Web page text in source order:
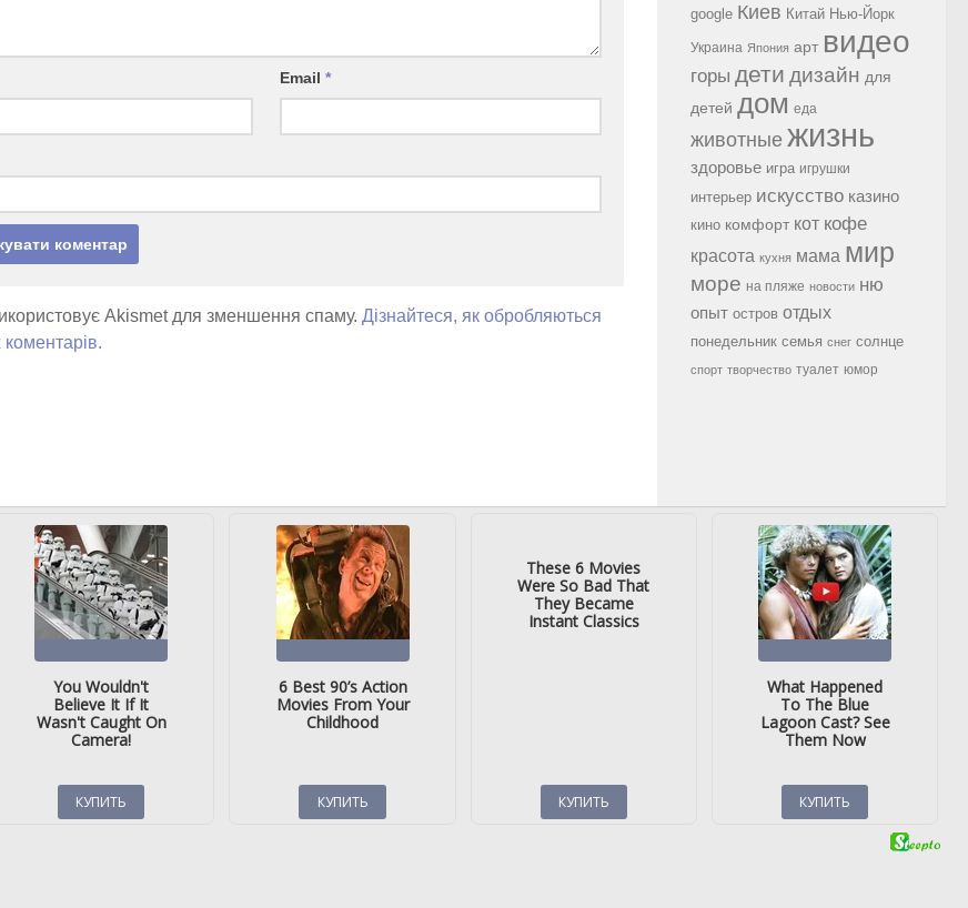
Email*
Akismet для зменшення спаму. Дізнайтеся, як обробляються
google Киев Китай Нью-Йорк
Украина Япония арт видео
горы дети дизайн для
детей дом еда
животные жизнь
здоровье игра игрушки
интерьер искусство казино
кино комфорт кот кофе
красота кухня мама мир
море на пляже новости ню
опыт остров отдых
понедельник семья снег солнце
спорт творчество туалет юмор